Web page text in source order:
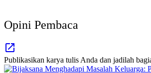
Opini Pembaca
Publikasikan karya tulis Anda dan jadilah